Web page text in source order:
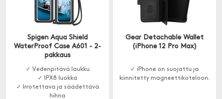
Spigen Aqua Shield
WaterProof Case A601 - 2-
pakkaus
✓ Vedenpitävä laukku
✓ IPX8 luokka
✓ Irrotettava ja säädettävä
hihna
Gear Detachable Wallet
(iPhone 12 Pro Max)
✓ iPhone on suojattu ja
kiinnitetty magneettikoteloon.